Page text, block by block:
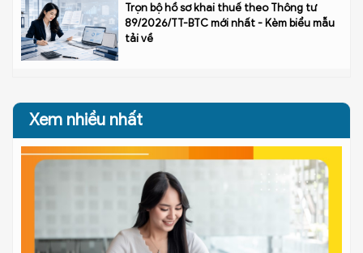
Trọn bộ hồ sơ khai thuế theo Thông tư
89/2026/TT-BTC mới nhất - Kèm biểu mẫu
tải về
Xem nhiều nhất